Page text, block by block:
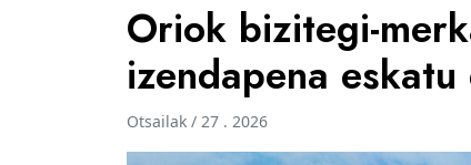
Oriok bizitegi-
izendapena eskatu
Otsailak / 27 . 2026